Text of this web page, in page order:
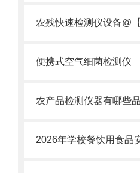
便携式空气细菌检测仪